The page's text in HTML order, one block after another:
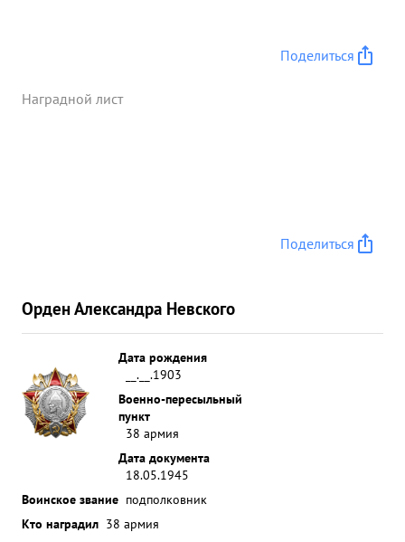
КРАСНОГ о 3 Н АМЕНИ. командив 276 отля жевой
Поделиться
Наградной лист
Поделиться
Орден Александра Невского
Дата рождения
__.__.1903
Военно-пересыльный
пункт
38 армия
Дата документа
18.05.1945
Воинское звание подполковник
Кто наградил 38 армия